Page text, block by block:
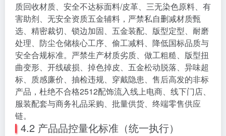
质回收材质、安全不达标面料/皮革、三无染色原料、有
害助剂、无安全资质五金辅料，严禁私自删减材质甄
选、精密裁切、锁边加固、五金装配、版型定型、耐磨
处理、防尘仓储核心工序、偷工减料、降低国标品质与
安全合规标准。严禁生产材质劣质、做工粗糙、版型扭
曲变形、开线破损、掉色掉皮、五金松动脱落、异味超
标、质感廉价、抽检违规、穿戴隐患、售后高发的非标
产品，杜绝不合格2512配饰流入线上电商、线下门店、
服装配套与商务礼品采购、批量供货、终端零售供应
链。
4.2 产品品控量化标准（统一执行）